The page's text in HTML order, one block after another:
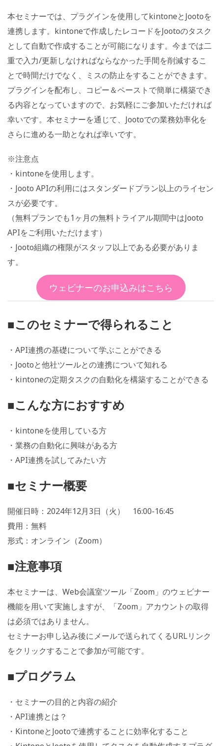
本セミナーでは、プラグインを使用してkintoneとJootoを
連携します。kintoneで作成したレコードをJootoのタスク
として自動で作成することが可能になります。今までは二
重で入力/更新しなければならなかった手間を削減するこ
とで時間だけでなく、ミスの防止をすることができます。
プラグインを配布し、コピー＆ペーストで簡単に構築でき
る内容となっていますので、お気軽にご参加いただければ
幸いです。本セミナーを通じて、Jootoでの業務効率化を
さらに進める一助となれば幸いです。
※注意点
・kintoneを使用します。
・Jooto APIの利用にはスタンダードプラン以上のライセン
スが必要です。
（無料プランでも1ヶ月の無料トライアル期間中はJooto
APIをご利用いただけます）
・Jooto組織の権限がスタッフ以上である必要がありま
す。
ウェビナーのお申込みはこちら
■このセミナーで得られること
・API連携の基礎について学ぶことができる
・Jootoと他社ツールとの連携について知れる
・kintoneの定期タスクの自動化を構築することができる
■こんな方におすすめ
・kintoneを使用している方
・業務の自動化に興味がある方
・API連携を試してみたい方
■セミナー概要
開催日時：2024年12月3日（火） 16:00-16:45
費用：無料
形式：オンライン（Zoom）
■注意事項
本セミナーは、Web会議室ツール「Zoom」のウェビナー
機能を用いて実施しますが、「Zoom」アカウントの取得
は必須ではありません。
セミナーお申し込み後にメールで送られてくるURLリンク
をクリックすることで参加が可能です。
■プログラム
・セミナーの目的と内容の紹介
・API連携とは？
・KintoneとJootoで連携することに効率化すること